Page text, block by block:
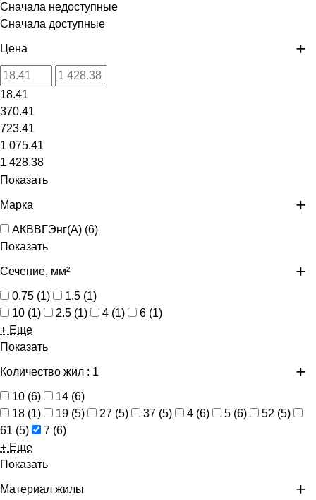
Сначала недоступные
Сначала доступные
Цена
18.41
370.41
723.41
1 075.41
1 428.38
Показать
Марка
АКВВГЭнг(А) (6)
Показать
Сечение, мм²
0.75 (1) 1.5 (1)
10 (1) 2.5 (1) 4 (1) 6 (1)
+ Еще
Показать
Количество жил : 1
10 (6) 14 (6)
18 (1) 19 (5) 27 (5) 37 (5) 4 (6) 5 (6) 52 (5)
61 (5) 7 (6)
+ Еще
Показать
Материал жилы